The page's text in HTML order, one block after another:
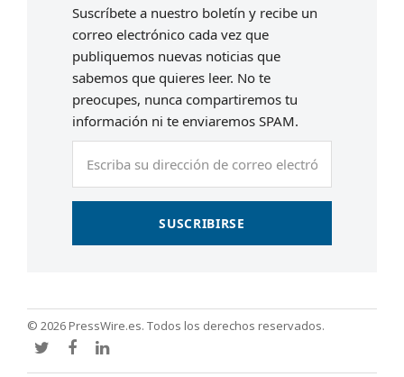
Suscríbete a nuestro boletín y recibe un
correo electrónico cada vez que
publiquemos nuevas noticias que
sabemos que quieres leer. No te
preocupes, nunca compartiremos tu
información ni te enviaremos SPAM.
SUSCRIBIRSE
© 2026 PressWire.es. Todos los derechos reservados.
TwitterFacebook
LinkedIn